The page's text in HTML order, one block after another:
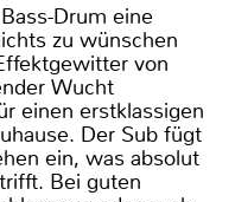
Drum eine
zu wünschen
von
Wucht
einen erstklassigen
Der Sub fügt
ein, was absolut
Bei guten